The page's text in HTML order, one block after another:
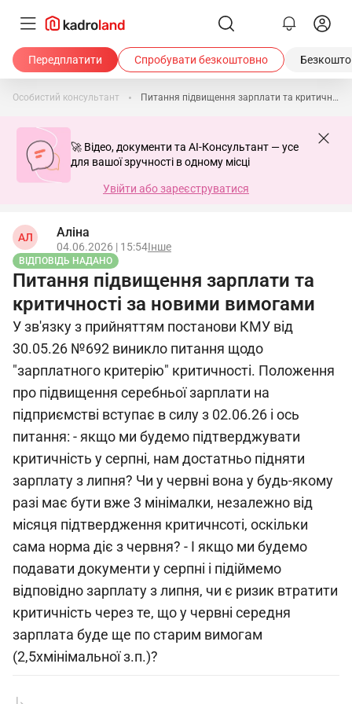
Передплатити Спробувати безкоштовно
Особистий консультант Питання підвищення зарплати та критичності за новими вимогами
🚀 Відео, документи та AI-Консультант — усе
для вашої зручності в одному місці
Увійти або зареєструватися
АЛ Аліна
04.06.2026 | 15:54Інше
ВІДПОВІДЬ НАДАНО
Питання підвищення зарплати та
критичності за новими вимогами
У зв'язку з прийняттям постанови КМУ від
30.05.26 №692 виникло питання щодо
"зарплатного критерію" критичності. Положення
про підвищення серебньої зарплати на
підприємстві вступає в силу з 02.06.26 і ось
питання: - якщо ми будемо підтверджувати
критичність у серпні, нам достатньо підняти
зарплату з липня? Чи у червні вона у будь-якому
разі має бути вже 3 мінімалки, незалежно від
місяця підтвердження критичнсоті, оскільки
сама норма діє з червня? - І якщо ми будемо
подавати документи у серпні і підіймемо
відповідно зарплату з липня, чи є ризик втратити
критичність через те, що у червні середня
зарплата буде ще по старим вимогам
(2,5хмінімальної з.п.)?